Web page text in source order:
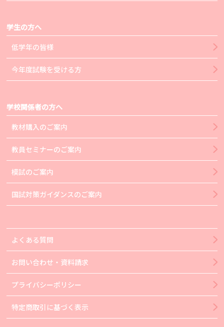
学生の方へ
低学年の皆様
今年度試験を受ける方
学校関係者の方へ
教材購入のご案内
教員セミナーのご案内
模試のご案内
国試対策ガイダンスのご案内
よくある質問
お問い合わせ・資料請求
プライバシーポリシー
特定商取引に基づく表示